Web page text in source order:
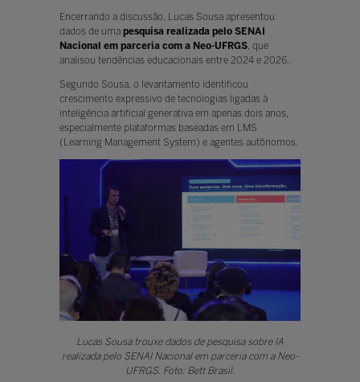
Encerrando a discussão, Lucas Sousa apresentou
dados de uma pesquisa realizada pelo SENAI
Nacional em parceria com a Neo-UFRGS, que
analisou tendências educacionais entre 2024 e 2026.
Segundo Sousa, o levantamento identificou
crescimento expressivo de tecnologias ligadas à
inteligência artificial generativa em apenas dois anos,
especialmente plataformas baseadas em LMS
(Learning Management System) e agentes autônomos.
Lucas Sousa trouxe dados de pesquisa sobre IA
realizada pelo SENAI Nacional em parceria com a Neo-
UFRGS. Foto: Bett Brasil.